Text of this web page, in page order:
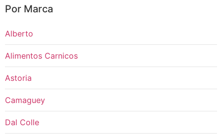
Por Marca
Alberto
Alimentos Carnicos
Astoria
Camaguey
Dal Colle